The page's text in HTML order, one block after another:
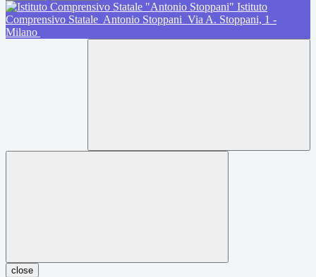
Istituto
Comprensivo Statale Antonio Stoppani Via A. Stoppani, 1 -
Milano
close